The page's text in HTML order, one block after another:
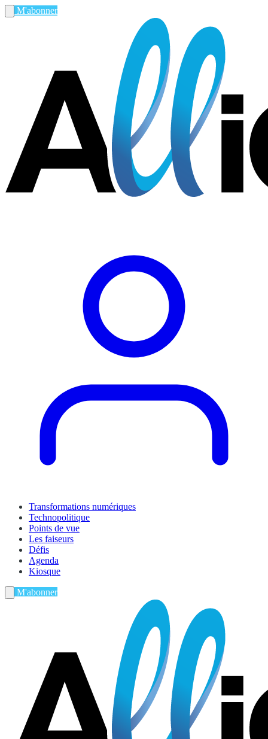
M'abonner
Transformations numériques
Technopolitique
Points de vue
Les faiseurs
Défis
Agenda
Kiosque
M'abonner